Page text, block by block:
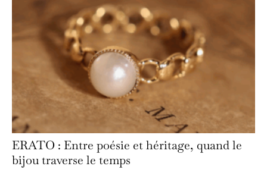
ERATO : Entre poésie et héritage, quand le
bijou traverse le temps